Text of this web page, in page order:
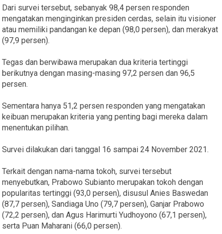
Dari survei tersebut, sebanyak 98,4 persen responden
mengatakan menginginkan presiden cerdas, selain itu visioner
atau memiliki pandangan ke depan (98,0 persen), dan merakyat
(97,9 persen).
Tegas dan berwibawa merupakan dua kriteria tertinggi
berikutnya dengan masing-masing 97,2 persen dan 96,5
persen.
Sementara hanya 51,2 persen responden yang mengatakan
keibuan merupakan kriteria yang penting bagi mereka dalam
menentukan pilihan.
Survei dilakukan dari tanggal 16 sampai 24 November 2021.
Terkait dengan nama-nama tokoh, survei tersebut
menyebutkan, Prabowo Subianto merupakan tokoh dengan
popularitas tertinggi (93,0 persen), disusul Anies Baswedan
(87,7 persen), Sandiaga Uno (79,7 persen), Ganjar Prabowo
(72,2 persen), dan Agus Harimurti Yudhoyono (67,1 persen),
serta Puan Maharani (66,0 persen).